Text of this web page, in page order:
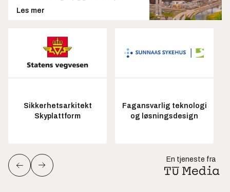
Les mer
Sikkerhetsarkitekt
Skyplattform
Fagansvarlig teknologi
og løsningsdesign
En tjeneste fra